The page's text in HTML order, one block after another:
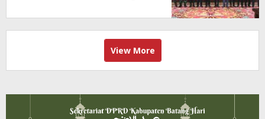
View More